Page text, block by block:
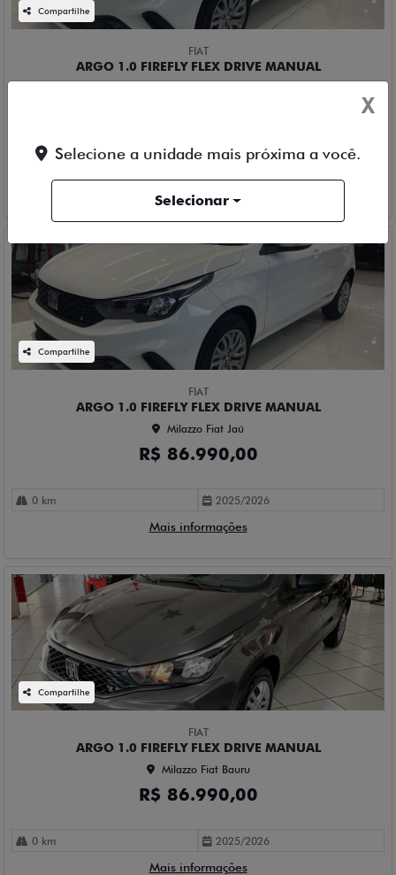
Compartilhe
FIAT
ARGO 1.0 FIREFLY FLEX DRIVE MANUAL
0 km 2025/2026
Mais informações
Compartilhe
FIAT
ARGO 1.0 FIREFLY FLEX DRIVE MANUAL
Milazzo Fiat Jaú
R$ 86.990,00
0 km 2025/2026
Mais informações
Compartilhe
FIAT
ARGO 1.0 FIREFLY FLEX DRIVE MANUAL
Milazzo Fiat Bauru
R$ 86.990,00
0 km 2025/2026
Mais informações
X
Selecione a unidade mais próxima a você.
Selecionar